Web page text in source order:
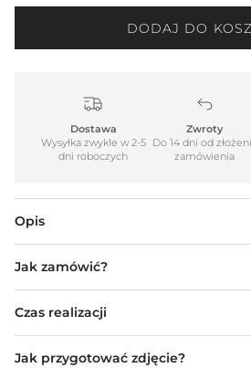
DODAJ DO
Dostawa
Wysyłka zwykle w 2-5
dni roboczych
Zwroty
Do 14 dni od
zamówienia
Opis
Jak zamówić?
Czas realizacji
Jak przygotować zdjęcie?